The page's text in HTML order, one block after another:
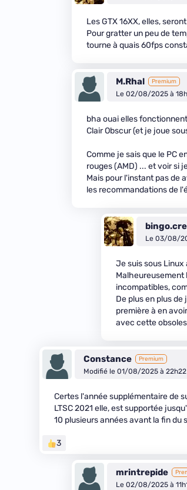
Les GTX 16XX, elles,
Pour gratter un peu de
tourne à quais 60fps
M.Rhal Premium
Le 02/08/2025 à
bha ouai elles
Clair Obscur (et je joue
Comme je sais que le PC
rouges (AMD) ... et voir si
Mais pour l'instant pas de
les recommandations de
Le 03/08/
Je suis sous Linux
Malheureusement
incompatibles,
De plus en plus
première à en
avec cette
Constance Premium
Modifié le 01/08/2025 à 22h22
Certes l'année supplémentaire de
LTSC 2021 elle, est supportée
10 plusieurs années avant la fin du
3
mrintrepide
Le 02/08/2025 à